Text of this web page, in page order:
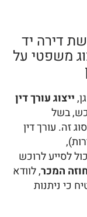
דירה יד
משפטי על
ייצוג עורך דין
בשל
זה. עורך דין
יכול לסייע לרוכש
המכר, לוודא
כי ניתנות